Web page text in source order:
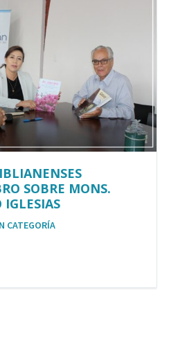
SOBRE MONS.
IGLESIAS
CATEGORÍA